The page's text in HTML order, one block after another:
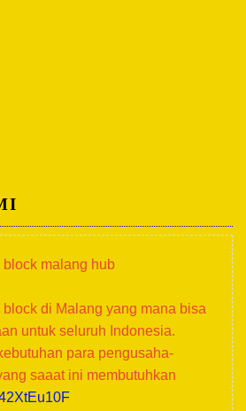
malang hub
di Malang yang mana bisa
untuk seluruh Indonesia.
para pengusaha-
saaat ini membutuhkan